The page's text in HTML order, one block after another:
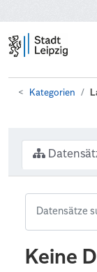
Kategorien
Keine